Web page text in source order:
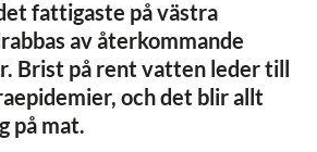
fattigaste på västra
av återkommande
Brist på rent vatten leder till
och det blir allt
på mat.